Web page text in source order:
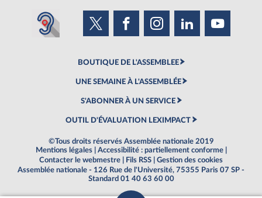
BOUTIQUE DE L'ASSEMBLEE
UNE SEMAINE À L'ASSEMBLÉE
S'ABONNER À UN SERVICE
OUTIL D'ÉVALUATION LEXIMPACT
©Tous droits réservés Assemblée nationale 2019
Mentions légales
Accessibilité : partiellement conforme
Contacter le webmestre
Fils RSS
Gestion des cookies
Assemblée nationale - 126 Rue de l'Université, 75355 Paris 07 SP -
Standard 01 40 63 60 00